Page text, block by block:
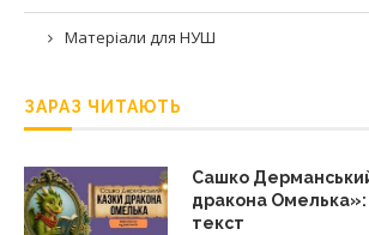
Матеріали для НУШ
ЗАРАЗ ЧИТАЮТЬ
Сашко
дракона Омелька»:
текст